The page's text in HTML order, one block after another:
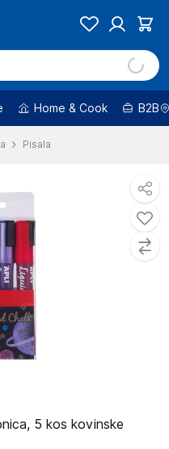
Home & Cook B2B
Pisala
5 kos kovinske